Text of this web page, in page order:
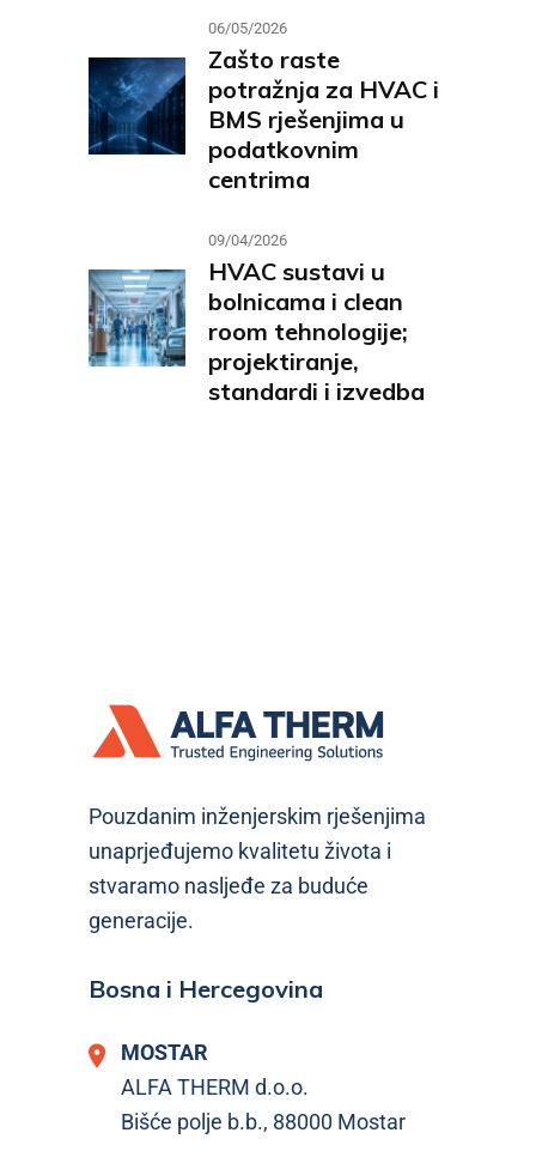
06/05/2026
Zašto raste
potražnja za HVAC i
BMS rješenjima u
podatkovnim
centrima
09/04/2026
HVAC sustavi u
bolnicama i clean
room tehnologije;
projektiranje,
standardi i izvedba
Pouzdanim inženjerskim rješenjima
unaprjeđujemo kvalitetu života i
stvaramo nasljeđe za buduće
generacije.
Bosna i Hercegovina
MOSTAR
ALFA THERM d.o.o.
Bišće polje b.b., 88000 Mostar